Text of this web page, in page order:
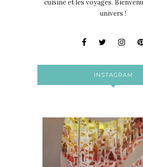
cuisine et les voyages.
univers !
INSTAGRAM